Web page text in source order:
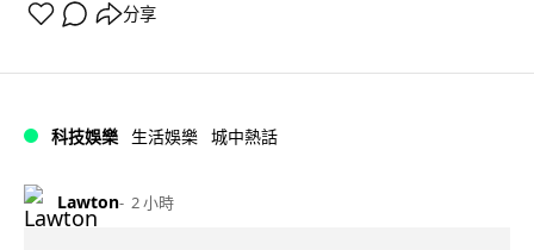
分享
科技娛樂 生活娛樂 城中熱話
Lawton 2 小時